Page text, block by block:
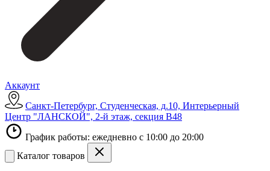
Аккаунт
Санкт-Петербург, Студенческая, д.10, Интерьерный
Центр "ЛАНСКОЙ", 2-й этаж, секция В48
График работы: ежедневно с 10:00 до 20:00
Каталог товаров